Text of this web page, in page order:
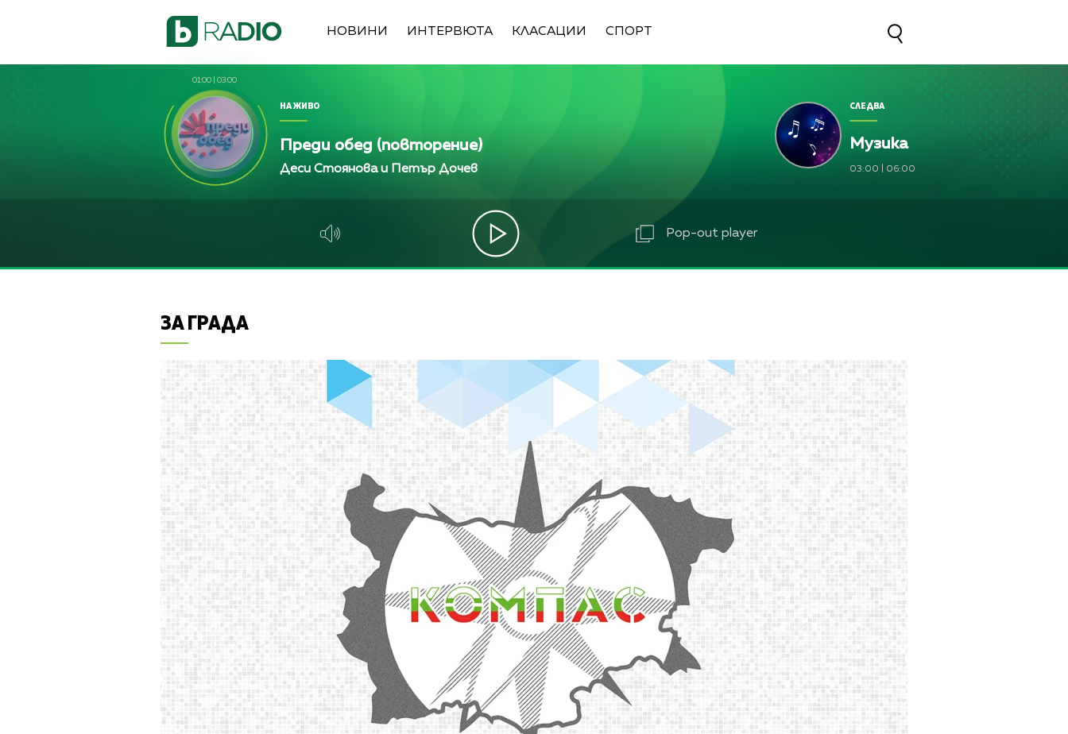
НОВИНИ ИНТЕРВЮТА КЛАСАЦИИ СПОРТ
01:00 03:00
НА ЖИВО
Преди обед (повторение)
Деси Стоянова и Петър Дочев
СЛЕДВА
Музика
03:00 06:00
Pop-out player
ЗА ГРАДА